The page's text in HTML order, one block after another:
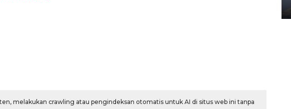
melakukan crawling atau pengindeksan otomatis untuk AI di situs web ini tanpa